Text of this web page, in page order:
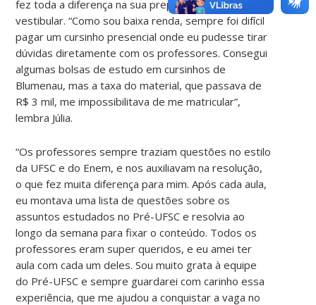
fez toda a diferença na sua preparação para o
vestibular. “Como sou baixa renda, sempre foi difícil
pagar um cursinho presencial onde eu pudesse tirar
dúvidas diretamente com os professores. Consegui
algumas bolsas de estudo em cursinhos de
Blumenau, mas a taxa do material, que passava de
R$ 3 mil, me impossibilitava de me matricular”,
lembra Júlia.
“Os professores sempre traziam questões no estilo
da UFSC e do Enem, e nos auxiliavam na resolução,
o que fez muita diferença para mim. Após cada aula,
eu montava uma lista de questões sobre os
assuntos estudados no Pré-UFSC e resolvia ao
longo da semana para fixar o conteúdo. Todos os
professores eram super queridos, e eu amei ter
aula com cada um deles. Sou muito grata à equipe
do Pré-UFSC e sempre guardarei com carinho essa
experiência, que me ajudou a conquistar a vaga no